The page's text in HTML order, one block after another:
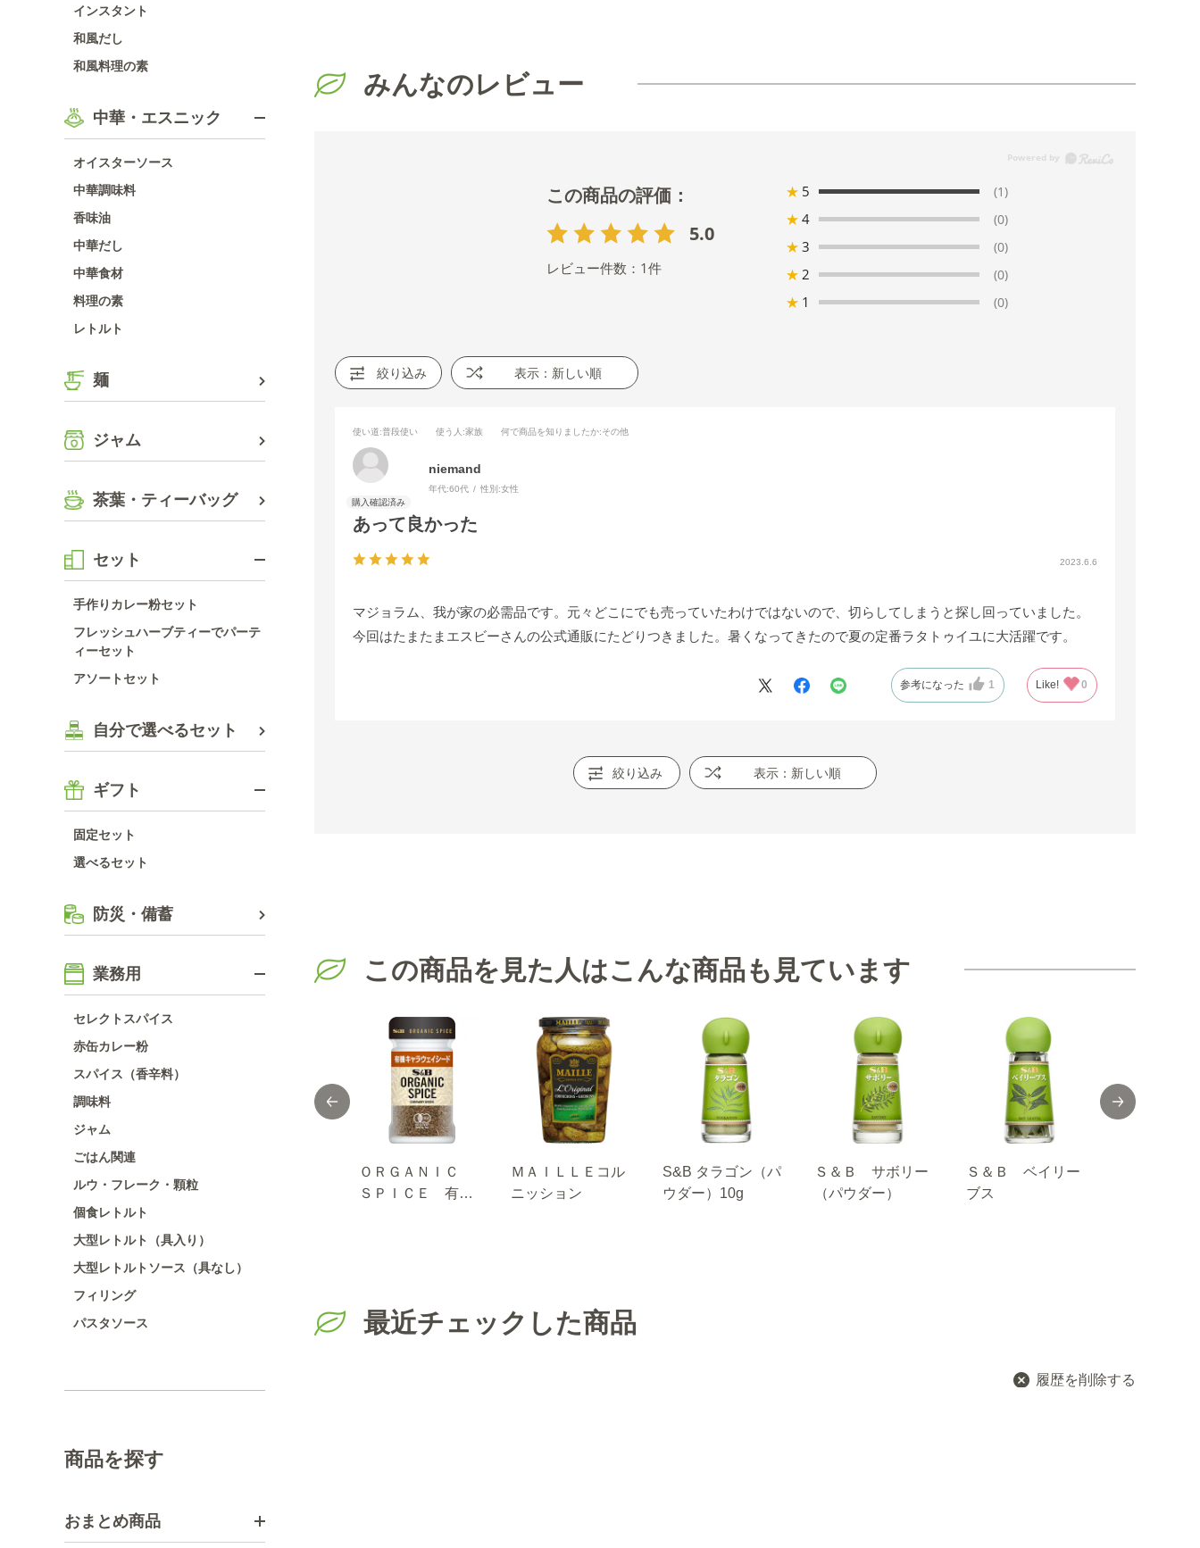
インスタント
和風だし
和風料理の素
中華・エスニック
オイスターソース
中華調味料
香味油
中華だし
中華食材
料理の素
レトルト
麺
ジャム
茶葉・ティーバッグ
セット
手作りカレー粉セット
フレッシュハーブティーでパーテ
ィーセット
アソートセット
自分で選べるセット
ギフト
固定セット
選べるセット
防災・備蓄
業務用
セレクトスパイス
赤缶カレー粉
スパイス（香辛料）
調味料
ジャム
ごはん関連
ルウ・フレーク・顆粒
個食レトルト
大型レトルト（具入り）
大型レトルトソース（具なし）
フィリング
パスタソース
商品を探す
おまとめ商品
みんなのレビュー
5.0
レビュー件数： 1件
★ 5 (1)
★ 4 (0)
★ 3 (0)
★ 2 (0)
★ 1 (0)
絞り込み 表示：新しい順
2023.6.6
あって良かった
使い道:普段使い 使う人 :家族 何で商品を知りましたか:その他
niemand
年代:60代 性別:女性
マジョラム、我が家の必需品です。元々どこにでも売っていたわけではないので、切らしてしまうと探し回っていました。
今回はたまたまエスビーさんの公式通販にたどりつきました。暑くなってきたので夏の定番ラタトゥイユに大活躍です。
参考になった 1 Like! 0
絞り込み 表示：新しい順
この商品を見た人はこんな商品も見ています
100g
ＯＲＧＡＮＩＣ
ＳＰＩＣＥ 有機
ＭＡＩＬＬＥコル
ニッション
S&B タラゴン（パ
ウダー）10g
Ｓ＆Ｂ サボリー
（パウダー）
Ｓ＆Ｂ ベイリー
ブス
最近チェックした商品
履歴を削除する